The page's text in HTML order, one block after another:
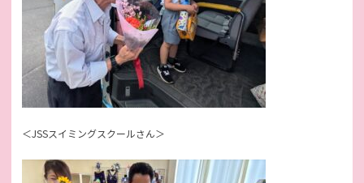
＜JSSスイミングスクールさん＞